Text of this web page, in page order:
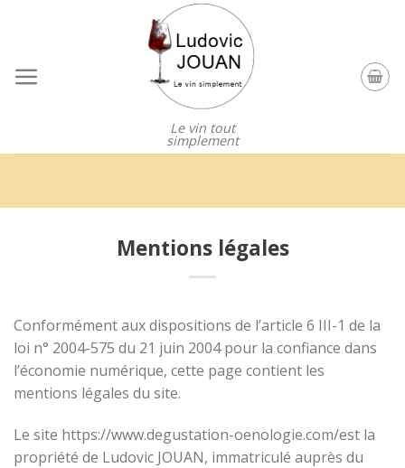
Le vin tout
simplement
Mentions légales
Conformément aux dispositions de l’article 6 III-1 de la
loi n° 2004-575 du 21 juin 2004 pour la confiance dans
l’économie numérique, cette page contient les
mentions légales du site.
Le site https://www.degustation-oenologie.com/est la
propriété de Ludovic JOUAN, immatriculé auprès du